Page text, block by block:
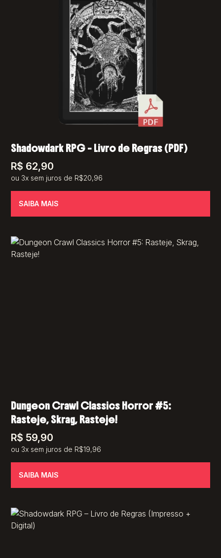
Shadowdark RPG – Livro de Regras (PDF)
R$ 62,90
ou 3x sem juros de R$20,96
SAIBA MAIS
Dungeon Crawl Classics Horror #5:
Rasteje, Skrag, Rasteje!
R$ 59,90
ou 3x sem juros de R$19,96
SAIBA MAIS